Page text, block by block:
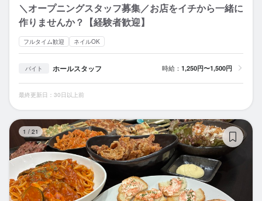
＼オープニングスタッフ募集／お店をイチから一緒に
作りませんか？【経験者歓迎】
フルタイム歓迎 ネイルOK
バイト ホールスタッフ 時給： 1,250円〜1,500円
最終更新日：30日以上前
1 / 21